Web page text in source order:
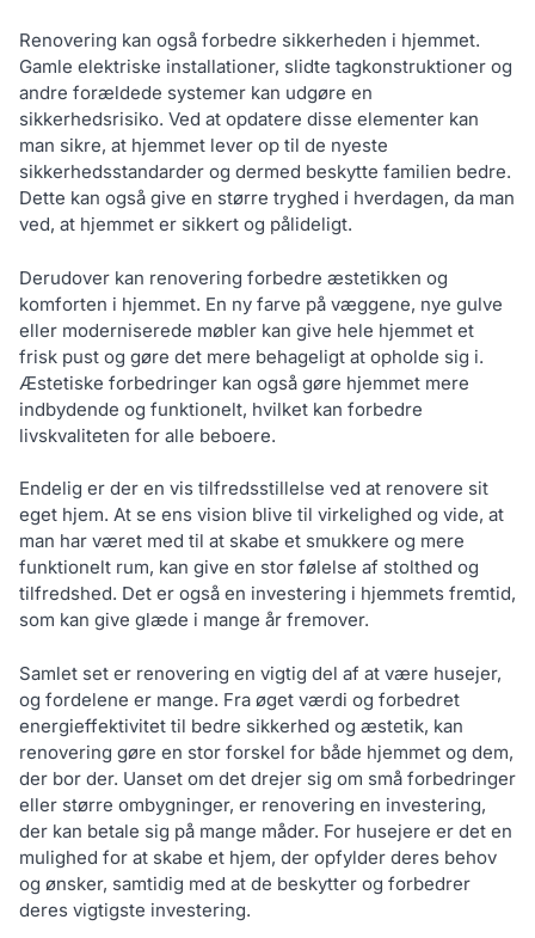
Renovering kan også forbedre sikkerheden i hjemmet.
Gamle elektriske installationer, slidte tagkonstruktioner og
andre forældede systemer kan udgøre en
sikkerhedsrisiko. Ved at opdatere disse elementer kan
man sikre, at hjemmet lever op til de nyeste
sikkerhedsstandarder og dermed beskytte familien bedre.
Dette kan også give en større tryghed i hverdagen, da man
ved, at hjemmet er sikkert og pålideligt.
Derudover kan renovering forbedre æstetikken og
komforten i hjemmet. En ny farve på væggene, nye gulve
eller moderniserede møbler kan give hele hjemmet et
frisk pust og gøre det mere behageligt at opholde sig i.
Æstetiske forbedringer kan også gøre hjemmet mere
indbydende og funktionelt, hvilket kan forbedre
livskvaliteten for alle beboere.
Endelig er der en vis tilfredsstillelse ved at renovere sit
eget hjem. At se ens vision blive til virkelighed og vide, at
man har været med til at skabe et smukkere og mere
funktionelt rum, kan give en stor følelse af stolthed og
tilfredshed. Det er også en investering i hjemmets fremtid,
som kan give glæde i mange år fremover.
Samlet set er renovering en vigtig del af at være husejer,
og fordelene er mange. Fra øget værdi og forbedret
energieffektivitet til bedre sikkerhed og æstetik, kan
renovering gøre en stor forskel for både hjemmet og dem,
der bor der. Uanset om det drejer sig om små forbedringer
eller større ombygninger, er renovering en investering,
der kan betale sig på mange måder. For husejere er det en
mulighed for at skabe et hjem, der opfylder deres behov
og ønsker, samtidig med at de beskytter og forbedrer
deres vigtigste investering.